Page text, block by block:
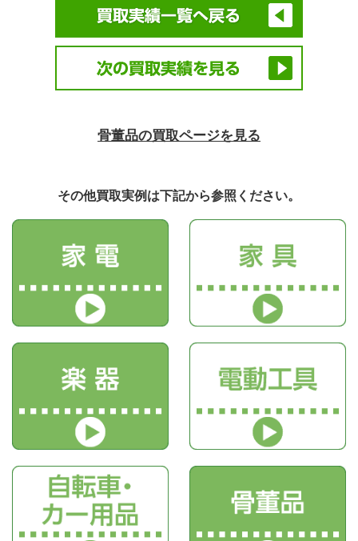
骨董品の買取ページを見る
その他買取実例は下記から参照ください。